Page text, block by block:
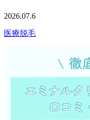
2026.07.6
医療脱毛